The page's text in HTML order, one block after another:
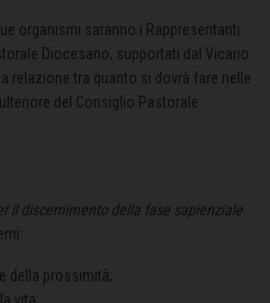
organismi saranno i Rappresentanti
Diocesano, supportati dal Vicario
relazione tra quanto si dovrà fare nelle
del Consiglio Pastorale
il discernimento della fase sapienziale
della prossimità;